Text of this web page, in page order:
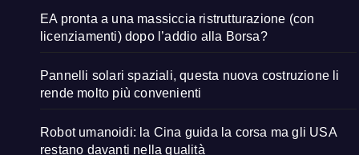
EA pronta a una massiccia ristrutturazione (con
licenziamenti) dopo l’addio alla Borsa?
Pannelli solari spaziali, questa nuova costruzione li
rende molto più convenienti
Robot umanoidi: la Cina guida la corsa ma gli USA
restano davanti nella qualità